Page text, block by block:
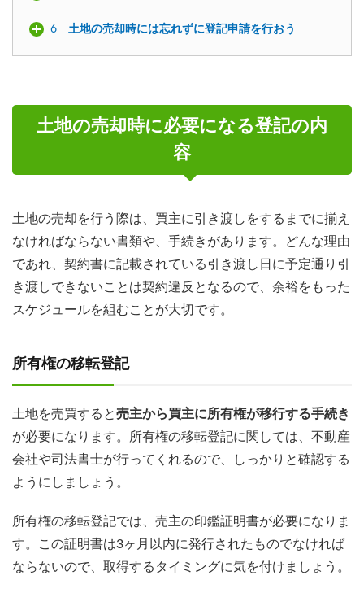
6 土地の売却時には忘れずに登記申請を行おう
土地の売却時に必要になる登記の内
容
土地の売却を行う際は、買主に引き渡しをするまでに揃え
なければならない書類や、手続きがあります。どんな理由
であれ、契約書に記載されている引き渡し日に予定通り引
き渡しできないことは契約違反となるので、余裕をもった
スケジュールを組むことが大切です。
所有権の移転登記
土地を売買すると売主から買主に所有権が移行する手続き
が必要になります。所有権の移転登記に関しては、不動産
会社や司法書士が行ってくれるので、しっかりと確認する
ようにしましょう。
所有権の移転登記では、売主の印鑑証明書が必要になりま
す。この証明書は3ヶ月以内に発行されたものでなければ
ならないので、取得するタイミングに気を付けましょう。